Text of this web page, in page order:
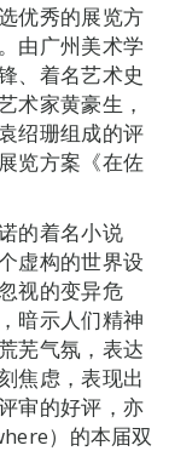
优秀的展览方
由广州美术学
、着名艺术史
术家黄豪生，
绍珊组成的评
览方案《在佐
的着名小说
虚构的世界设
视的变异危
暗示人们精神
芜气氛，表达
焦虑，表现出
审的好评，亦
）的本届双